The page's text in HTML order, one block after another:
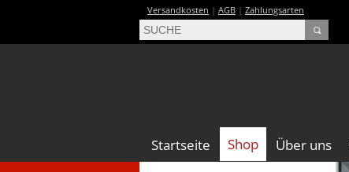
Versandkosten | AGB | Zahlungsarten
Startseite Shop Über uns